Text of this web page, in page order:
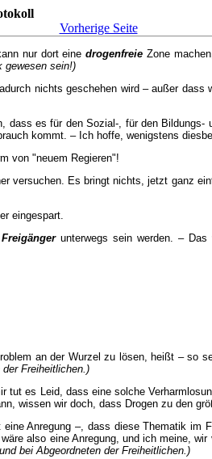
Vorherige Seite
nur dort einedrogenfreie Zone
gewesen sein!)
nichts geschehen wird – außer
es für den Sozial-, für den Bildungs-
kommt. – Ich hoffe, wenigstens
von "neuem Regieren"!
versuchen. Es bringt nichts, jetzt ganz
eingespart.
Freigänger unterwegs sein werden. –
an der Wurzel zu lösen, heißt – so
Freiheitlichen.)
tut es Leid, dass eine solche
wissen wir doch, dass Drogen zu den
Anregung –, dass diese Thematik im
also eine Anregung, und ich meine,
bei Abgeordneten der Freiheitlichen.)